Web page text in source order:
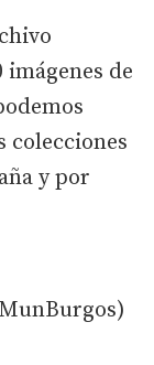
de
colecciones
y por